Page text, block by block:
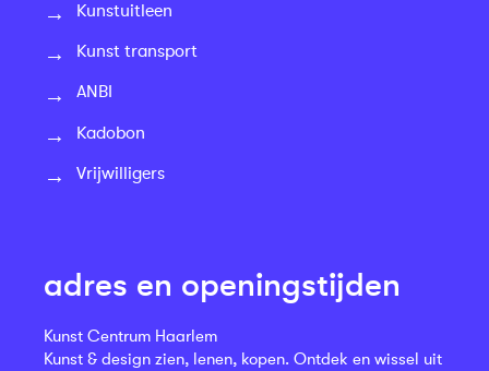
Kunstuitleen
Kunst transport
ANBI
Kadobon
Vrijwilligers
adres en openingstijden
Kunst Centrum Haarlem
Kunst & design zien, lenen, kopen. Ontdek en wissel uit